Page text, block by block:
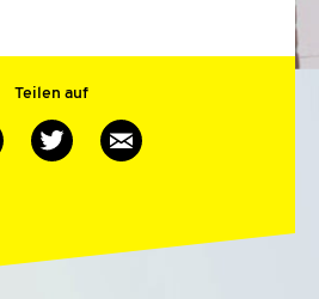
Teilen auf
Auf
Facebook
Auf
Twitter
Via